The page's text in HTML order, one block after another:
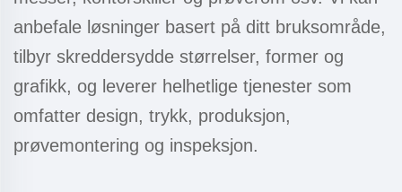
anbefale løsninger basert på ditt bruksområde,
tilbyr skreddersydde størrelser, former og
grafikk, og leverer helhetlige tjenester som
omfatter design, trykk, produksjon,
prøvemontering og inspeksjon.